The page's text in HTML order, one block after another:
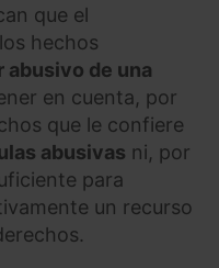
que el
hechos
abusivo de una
en cuenta, por
que le confiere
abusivas ni, por
para
un recurso